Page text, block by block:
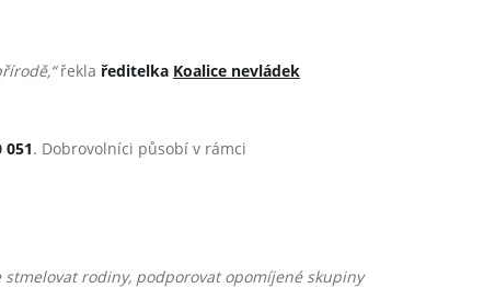
řekla ředitelka Koalice nevládek
051. Dobrovolníci působí v rámci
stmelovat rodiny, podporovat opomíjené skupiny